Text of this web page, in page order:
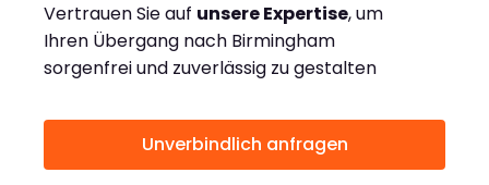
Vertrauen Sie auf unsere Expertise, um
Ihren Übergang nach Birmingham
sorgenfrei und zuverlässig zu gestalten
Unverbindlich anfragen